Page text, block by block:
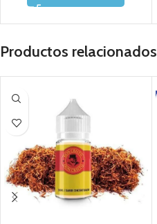
Productos relacionados